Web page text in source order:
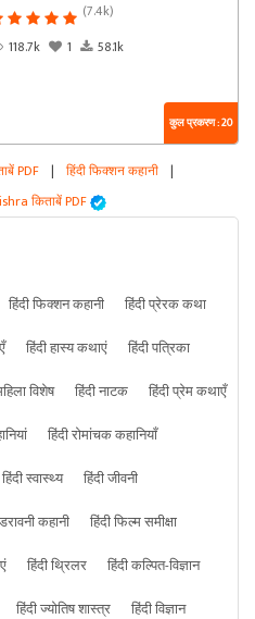
(7.4k)
118.7k
1 58.1k
कुल प्रकरण : 20
PDF | हिंदी फिक्शन कहानी |
किताबें PDF
हिंदी फिक्शन कहानी
हिंदी प्रेरक कथा
हिंदी हास्य कथाएं
हिंदी पत्रिका
विशेष हिंदी नाटक
हिंदी प्रेम कथाएँ
हिंदी रोमांचक कहानियाँ
हिंदी स्वास्थ्य
हिंदी जीवनी
कहानी
हिंदी फिल्म समीक्षा
हिंदी थ्रिलर
हिंदी कल्पित-विज्ञान
हिंदी ज्योतिष शास्त्र हिंदी विज्ञान